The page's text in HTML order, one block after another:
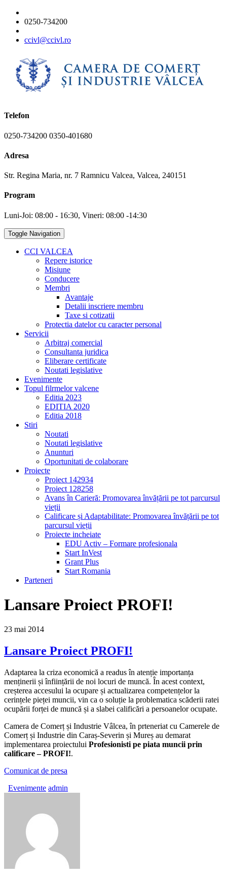
0250-734200
ccivl@ccivl.ro
Telefon
0250-734200 0350-401680
Adresa
Str. Regina Maria, nr. 7 Ramnicu Valcea, Valcea, 240151
Program
Luni-Joi: 08:00 - 16:30, Vineri: 08:00 -14:30
Toggle Navigation
CCI VALCEA
Repere istorice
Misiune
Conducere
Membri
Avantaje
Detalii inscriere membru
Taxe si cotizatii
Protectia datelor cu caracter personal
Servicii
Arbitraj comercial
Consultanta juridica
Eliberare certificate
Noutati legislative
Evenimente
Topul filrmelor valcene
Editia 2023
EDITIA 2020
Editia 2018
Stiri
Noutati
Noutati legislative
Anunturi
Oportunitati de colaborare
Proiecte
Proiect 142934
Proiect 128258
Avans în Carieră: Promovarea învățării pe tot parcursul
vieții
Calificare și Adaptabilitate: Promovarea învățării pe tot
parcursul vieții
Proiecte incheiate
EDU Activ – Formare profesionala
Start InVest
Grant Plus
Start Romania
Parteneri
Lansare Proiect PROFI!
23 mai 2014
Lansare Proiect PROFI!
Adaptarea la criza economică a readus în atenție importanța
menținerii și înființării de noi locuri de muncă. În acest context,
creșterea accesului la ocupare și actualizarea competențelor la
cerințele pieței muncii, vin ca o soluție la problematica scăderii ratei
ocupării forței de muncă și a slabei calificări a persoanelor ocupate.
Camera de Comerț și Industrie Vâlcea, în prteneriat cu Camerele de
Comerț și Industrie din Caraș-Severin și Mureș au demarat
implementarea proiectului Profesionisti pe piata muncii prin
calificare – PROFI!.
Comunicat de presa
Evenimente admin